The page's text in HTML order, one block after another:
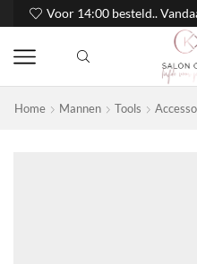
Voor 14:00 besteld..
Home Mannen Tools